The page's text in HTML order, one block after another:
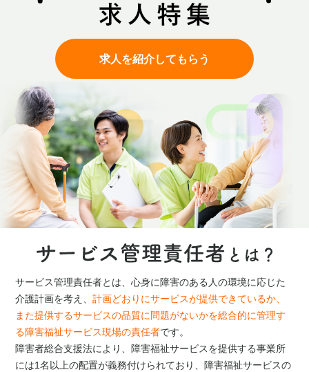
求人を紹介してもらう
サービス管理責任者とは、心身に障害のある人の環境に応じた
介護計画を考え、計画どおりにサービスが提供できているか、
また提供するサービスの品質に問題がないかを総合的に管理す
る障害福祉サービス現場の責任者です。
障害者総合支援法により、障害福祉サービスを提供する事業所
には1名以上の配置が義務付けられており、障害福祉サービスの